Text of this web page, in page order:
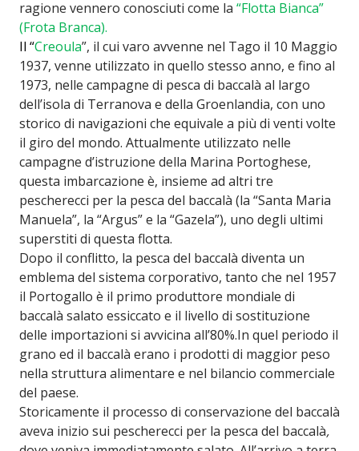
ragione vennero conosciuti come la “Flotta Bianca”
(Frota Branca).
Il “Creoula”, il cui varo avvenne nel Tago il 10 Maggio
1937, venne utilizzato in quello stesso anno, e fino al
1973, nelle campagne di pesca di baccalà al largo
dell’isola di Terranova e della Groenlandia, con uno
storico di navigazioni che equivale a più di venti volte
il giro del mondo. Attualmente utilizzato nelle
campagne d’istruzione della Marina Portoghese,
questa imbarcazione è, insieme ad altri tre
pescherecci per la pesca del baccalà (la “Santa Maria
Manuela”, la “Argus” e la “Gazela”), uno degli ultimi
superstiti di questa flotta.
Dopo il conflitto, la pesca del baccalà diventa un
emblema del sistema corporativo, tanto che nel 1957
il Portogallo è il primo produttore mondiale di
baccalà salato essiccato e il livello di sostituzione
delle importazioni si avvicina all’80%.In quel periodo il
grano ed il baccalà erano i prodotti di maggior peso
nella struttura alimentare e nel bilancio commerciale
del paese.
Storicamente il processo di conservazione del baccalà
aveva inizio sui pescherecci per la pesca del baccalà,